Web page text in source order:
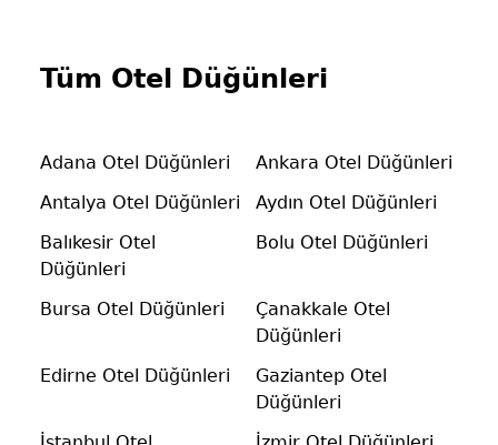
Tüm Otel Düğünleri
Adana Otel Düğünleri
Ankara Otel Düğünleri
Antalya Otel Düğünleri
Aydın Otel Düğünleri
Balıkesir Otel
Düğünleri
Bolu Otel Düğünleri
Bursa Otel Düğünleri
Çanakkale Otel
Düğünleri
Edirne Otel Düğünleri
Gaziantep Otel
Düğünleri